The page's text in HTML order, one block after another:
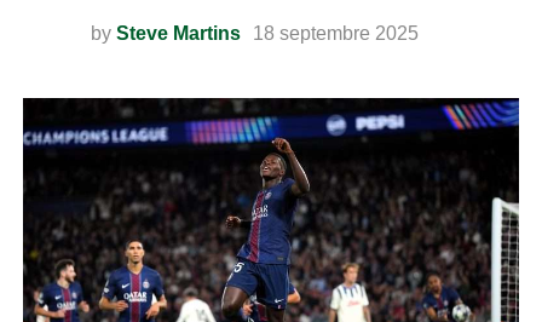
by Steve Martins 18 septembre 2025